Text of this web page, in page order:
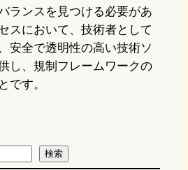
ランスを見つける必要があ
スにおいて、技術者として
安全で透明性の高い技術ソ
し、規制フレームワークの
です。
検索